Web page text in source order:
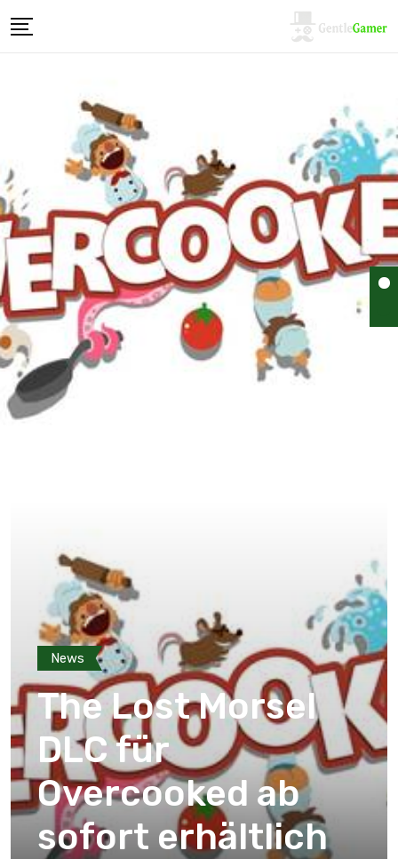
News
The Lost Morsel
DLC für
Overcooked ab
sofort erhältlich